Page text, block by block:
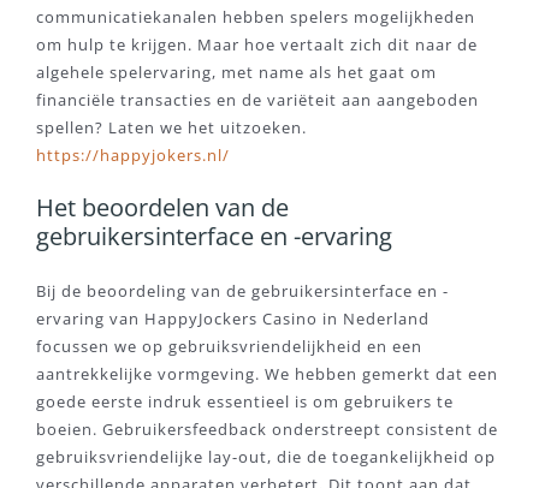
communicatiekanalen hebben spelers mogelijkheden
om hulp te krijgen. Maar hoe vertaalt zich dit naar de
algehele spelervaring, met name als het gaat om
financiële transacties en de variëteit aan aangeboden
spellen? Laten we het uitzoeken.
https://happyjokers.nl/
Het beoordelen van de
gebruikersinterface en -ervaring
Bij de beoordeling van de gebruikersinterface en -
ervaring van HappyJockers Casino in Nederland
focussen we op gebruiksvriendelijkheid en een
aantrekkelijke vormgeving. We hebben gemerkt dat een
goede eerste indruk essentieel is om gebruikers te
boeien. Gebruikersfeedback onderstreept consistent de
gebruiksvriendelijke lay-out, die de toegankelijkheid op